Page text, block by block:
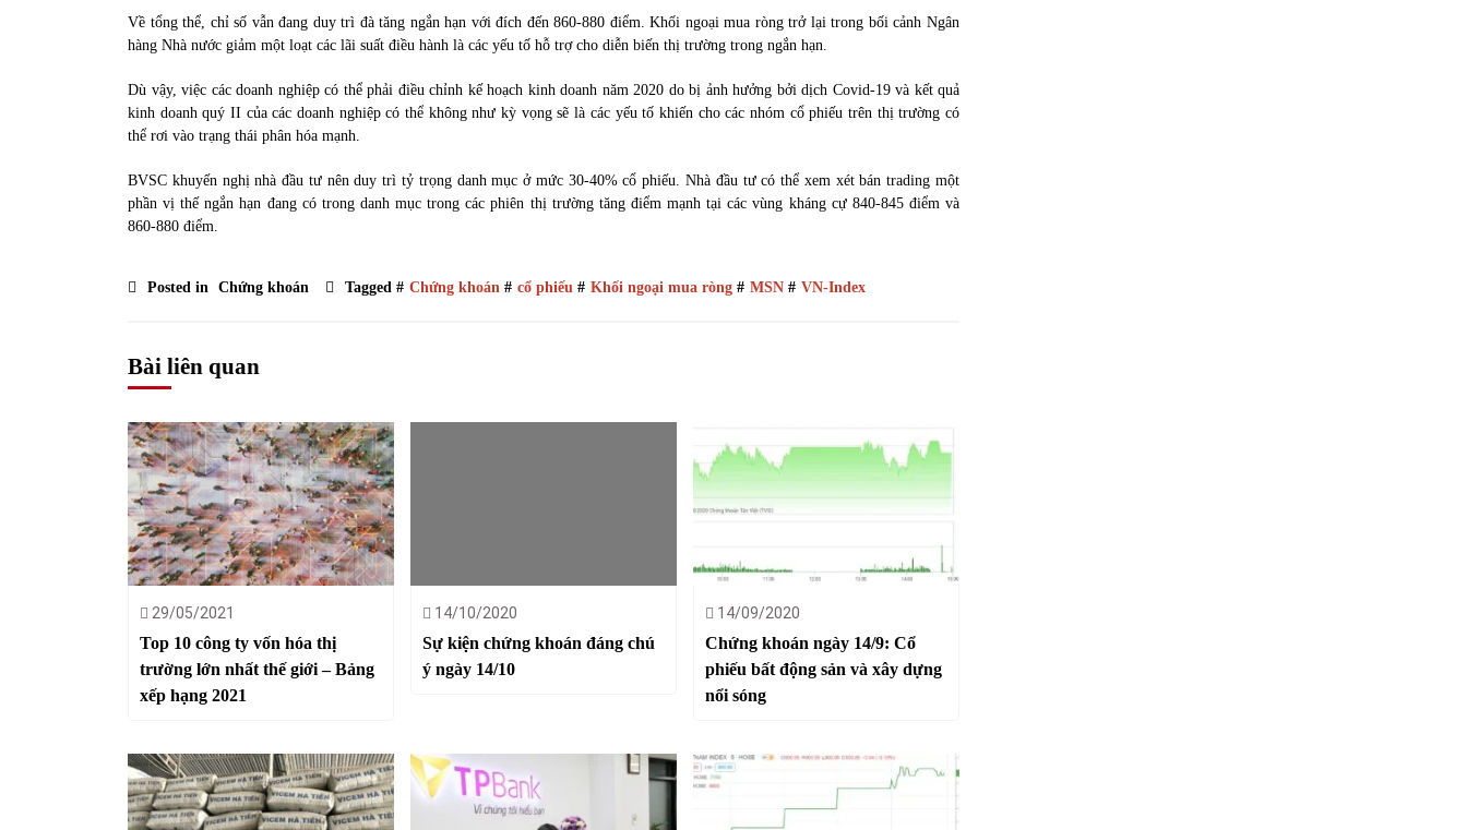
Về tổng thể, chỉ số vẫn đang duy trì đà tăng ngắn hạn với đích đến 860-880 điểm. Khối ngoại mua ròng trở lại trong bối cảnh Ngân
hàng Nhà nước giảm một loạt các lãi suất điều hành là các yếu tố hỗ trợ cho diễn biến thị trường trong ngắn hạn.
Dù vậy, việc các doanh nghiệp có thể phải điều chỉnh kế hoạch kinh doanh năm 2020 do bị ảnh hưởng bởi dịch Covid-19 và kết quả
kinh doanh quý II của các doanh nghiệp có thể không như kỳ vọng sẽ là các yếu tố khiến cho các nhóm cổ phiếu trên thị trường có
thể rơi vào trạng thái phân hóa mạnh.
BVSC khuyến nghị nhà đầu tư nên duy trì tỷ trọng danh mục ở mức 30-40% cổ phiếu. Nhà đầu tư có thể xem xét bán trading một
phần vị thế ngắn hạn đang có trong danh mục trong các phiên thị trường tăng điểm mạnh tại các vùng kháng cự 840-845 điểm và
860-880 điểm.
Posted in Chứng khoán Tagged # Chứng khoán # cổ phiếu # Khối ngoại mua ròng # MSN # VN-Index
Bài liên quan
29/05/2021
Top 10 công ty vốn hóa thị
trường lớn nhất thế giới – Bảng
xếp hạng 2021
14/10/2020
Sự kiện chứng khoán đáng chú
ý ngày 14/10
14/09/2020
Chứng khoán ngày 14/9: Cổ
phiếu bất động sản và xây dựng
nổi sóng